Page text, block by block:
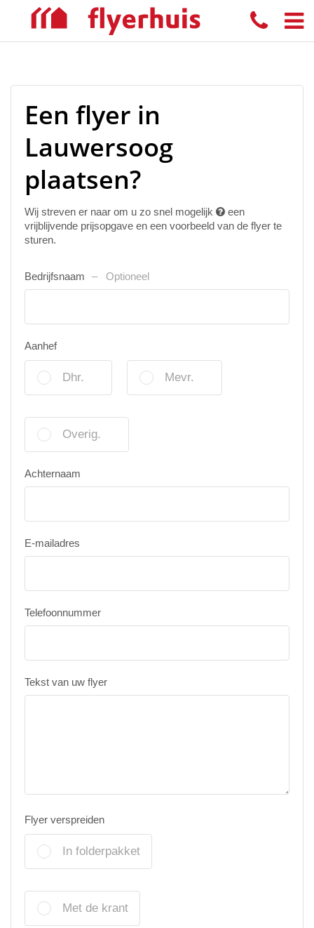
Een flyer in
Lauwersoog
plaatsen?
Wij streven er naar om u zo snel mogelijk
een
vrijblijvende prijsopgave en een voorbeeld van de flyer te
sturen.
Bedrijfsnaam Optioneel
Aanhef
Dhr. Mevr.
Overig.
Achternaam
E-mailadres
Telefoonnummer
Tekst van uw flyer
Flyer verspreiden
In folderpakket
Met de krant